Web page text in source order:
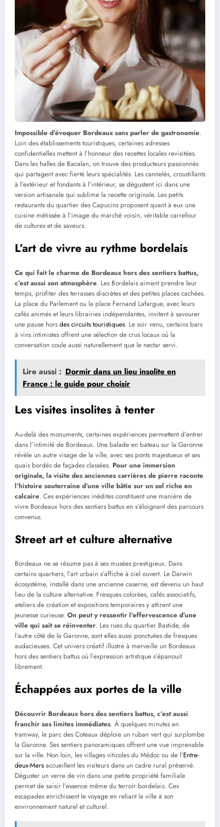
Impossible d’évoquer Bordeaux sans parler de gastronomie.
Loin des établissements touristiques, certaines adresses
confidentielles mettent à l’honneur des recettes locales revisitées.
Dans les halles de Bacalan, on trouve des producteurs passionnés
qui partagent avec fierté leurs spécialités. Les cannelés, croustillants
à l’extérieur et fondants à l’intérieur, se dégustent ici dans une
version artisanale qui sublime la recette originale. Les petits
restaurants du quartier des Capucins proposent quant à eux une
cuisine métissée à l’image du marché voisin, véritable carrefour
de cultures et de saveurs.
L’art de vivre au rythme bordelais
Ce qui fait le charme de Bordeaux hors des sentiers battus,
c’est aussi son atmosphère. Les Bordelais aiment prendre leur
temps, profiter des terrasses discrètes et des petites places cachées.
La place du Parlement ou la place Fernand Lafargue, avec leurs
cafés animés et leurs librairies indépendantes, invitent à savourer
une pause hors des circuits touristiques. Le soir venu, certains bars
à vins intimistes offrent une sélection de crus locaux où la
conversation coule aussi naturellement que le nectar servi.
Lire aussi : Dormir dans un lieu insolite en
France : le guide pour choisir
Les visites insolites à tenter
Au-delà des monuments, certaines expériences permettent d’entrer
dans l’intimité de Bordeaux. Une balade en bateau sur la Garonne
révèle un autre visage de la ville, avec ses ponts majestueux et ses
quais bordés de façades classées. Pour une immersion
originale, la visite des anciennes carrières de pierre raconte
l’histoire souterraine d’une ville bâtie sur un sol riche en
calcaire. Ces expériences inédites constituent une manière de
vivre Bordeaux hors des sentiers battus en s’éloignant des parcours
convenus.
Street art et culture alternative
Bordeaux ne se résume pas à ses musées prestigieux. Dans
certains quartiers, l’art urbain s’affiche à ciel ouvert. Le Darwin
écosystème, installé dans une ancienne caserne, est devenu un haut
lieu de la culture alternative. Fresques colorées, cafés associatifs,
ateliers de création et expositions temporaires y attirent une
jeunesse curieuse. On peut y ressentir l’effervescence d’une
ville qui sait se réinventer. Les rues du quartier Bastide, de
l’autre côté de la Garonne, sont elles aussi ponctuées de fresques
audacieuses. Cet univers créatif illustre à merveille un Bordeaux
hors des sentiers battus où l’expression artistique s’épanouit
librement.
Échappées aux portes de la ville
Découvrir Bordeaux hors des sentiers battus, c’est aussi
franchir ses limites immédiates. À quelques minutes en
tramway, le parc des Coteaux déploie un ruban vert qui surplombe
la Garonne. Ses sentiers panoramiques offrent une vue imprenable
sur la ville. Non loin, les villages viticoles du Médoc ou de l’Entre-
deux-Mers accueillent les visiteurs dans un cadre rural préservé.
Déguster un verre de vin dans une petite propriété familiale
permet de saisir l’essence même du terroir bordelais. Ces
escapades enrichissent le voyage en reliant la ville à son
environnement naturel et culturel.